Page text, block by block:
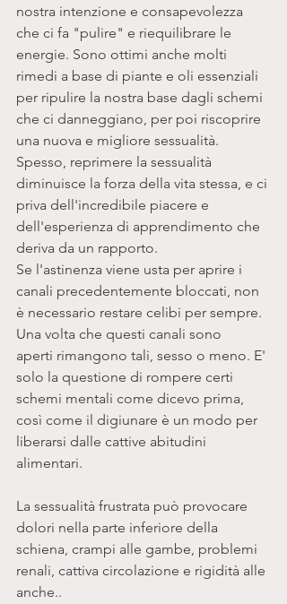
nostra intenzione e consapevolezza
che ci fa "pulire" e riequilibrare le
energie. Sono ottimi anche molti
rimedi a base di piante e oli essenziali
per ripulire la nostra base dagli schemi
che ci danneggiano, per poi riscoprire
una nuova e migliore sessualità.
Spesso, reprimere la sessualità
diminuisce la forza della vita stessa, e ci
priva dell'incredibile piacere e
dell'esperienza di apprendimento che
deriva da un rapporto.
Se l'astinenza viene usta per aprire i
canali precedentemente bloccati, non
è necessario restare celibi per sempre.
Una volta che questi canali sono
aperti rimangono tali, sesso o meno. E'
solo la questione di rompere certi
schemi mentali come dicevo prima,
così come il digiunare è un modo per
liberarsi dalle cattive abitudini
alimentari.
La sessualità frustrata può provocare
dolori nella parte inferiore della
schiena, crampi alle gambe, problemi
renali, cattiva circolazione e rigidità alle
anche..